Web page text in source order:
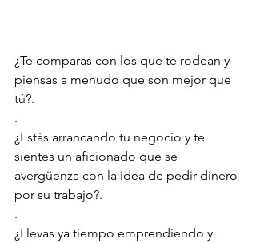
¿Te comparas con los que te rodean y
piensas a menudo que son mejor que
tú?.
.
¿Estás arrancando tu negocio y te
sientes un aficionado que se
avergüenza con la idea de pedir dinero
por su trabajo?.
.
¿Llevas ya tiempo emprendiendo y